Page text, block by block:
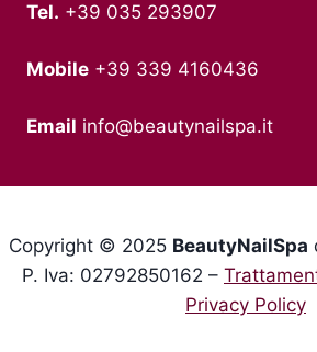
Tel. +39 035 293907
Mobile +39 339 4160436
Email info@beautynailspa.it
Copyright © 2025 BeautyNailSpa
P. Iva: 02792850162 –
Privacy Policy